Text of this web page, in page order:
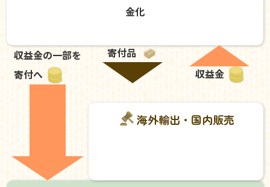
金化
収益金の一部を
寄付へ
寄付品
収益金
海外輸出・国内販売